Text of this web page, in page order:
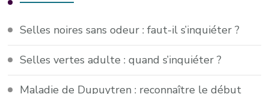
Selles noires sans odeur : faut-il s’inquiéter ?
Selles vertes adulte : quand s’inquiéter ?
Maladie de Dupuytren : reconnaître le début